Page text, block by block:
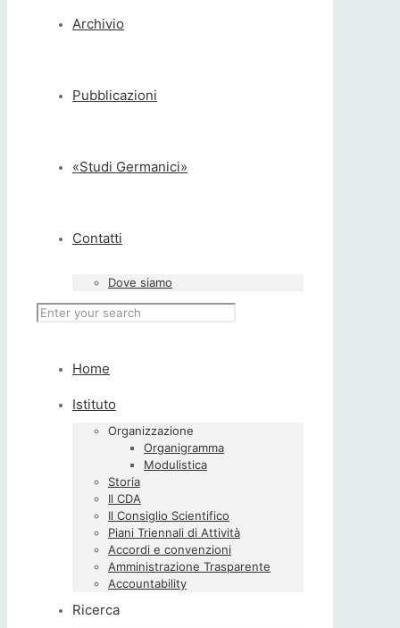
Archivio
Pubblicazioni
«Studi Germanici»
Contatti
Dove siamo
Home
Istituto
Organizzazione
Organigramma
Modulistica
Storia
Il CDA
Il Consiglio Scientifico
Piani Triennali di Attività
Accordi e convenzioni
Amministrazione Trasparente
Accountability
Ricerca